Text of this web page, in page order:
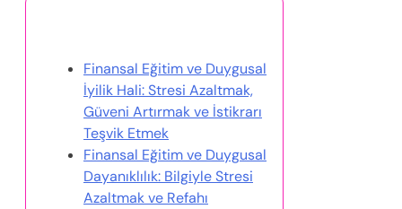
Finansal Eğitim ve Duygusal
İyilik Hali: Stresi Azaltmak,
Güveni Artırmak ve İstikrarı
Teşvik Etmek
Finansal Eğitim ve Duygusal
Dayanıklılık: Bilgiyle Stresi
Azaltmak ve Refahı